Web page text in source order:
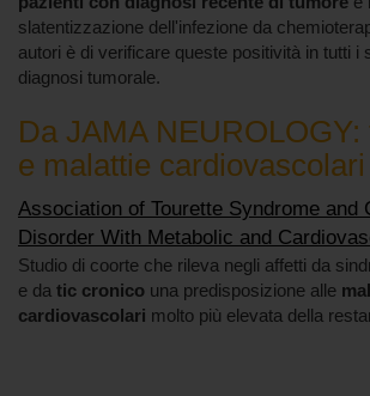
slatentizzazione dell'infezione da
autori è di verificare queste positività in tutti i
diagnosi tumorale.
Da JAMA
e malattie cardiovascolari
Association of Tourette Syndrome and
Disorder With Metabolic and
Studio di coorte che rileva negli affetti da
e da tic cronico una predisposizione alle
cardiovascolari molto più elevata della